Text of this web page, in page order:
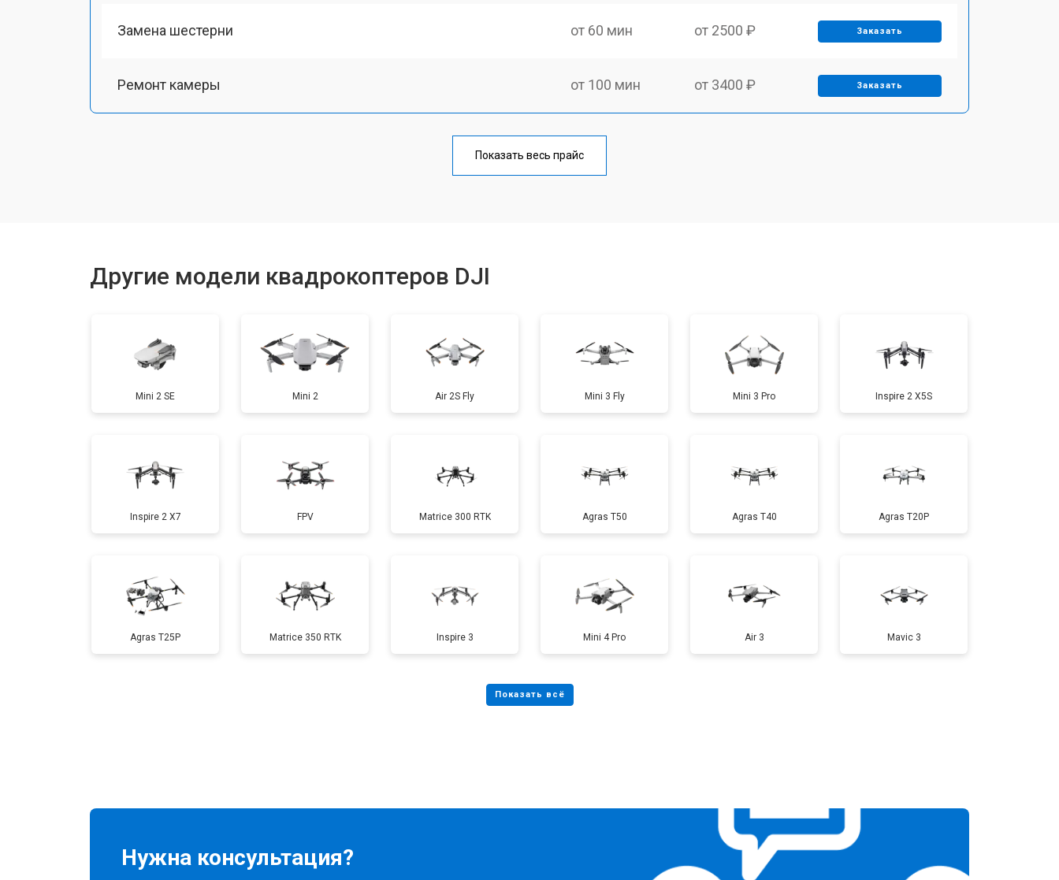
Замена шестерни от 60 мин от 2500 ₽ Заказать
Ремонт камеры от 100 мин от 3400 ₽ Заказать
от 60 мин
Замена аккумулятора от 60 мин от 1600 ₽ Заказать
Настройка шифрования Wi-Fi от 40 мин от 1000 ₽ Заказать
Прошивка от 70 мин от 1800 ₽ Заказать
Замена материнской платы от 60 мин от 2800 ₽ Заказать
Ремонт корпуса от 100 мин
Показать весь прайс
Другие модели квадрокоптеров DJI
Mini 2 SE Mini 2 Air 2S Fly Mini 3 Fly Mini 3 Pro Inspire 2 X5S
Inspire 2 X7 FPV Matrice 300 RTK Agras T50 Agras T40 Agras T20P
Agras T25P Matrice 350 RTK Inspire 3 Mini 4 Pro Air 3 Mavic 3
Нужна консультация?